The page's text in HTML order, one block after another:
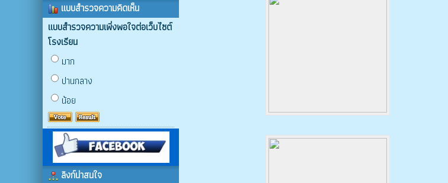
แบบสำรวจความคิดเห็น
แบบสำรวจความเพิ่งพอใจต่อเว็บไซต์
โรงเรียน
มาก
ปานกลาง
น้อย
ลิงก์น่าสนใจ